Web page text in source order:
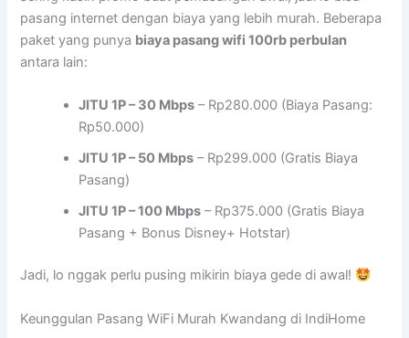
pasang internet dengan biaya yang lebih murah. Beberapa
paket yang punya biaya pasang wifi 100rb perbulan
antara lain:
JITU 1P – 30 Mbps – Rp280.000 (Biaya Pasang:
Rp50.000)
JITU 1P – 50 Mbps – Rp299.000 (Gratis Biaya
Pasang)
JITU 1P – 100 Mbps – Rp375.000 (Gratis Biaya
Pasang + Bonus Disney+ Hotstar)
Jadi, lo nggak perlu pusing mikirin biaya gede di awal!
Keunggulan Pasang WiFi Murah Kwandang di IndiHome